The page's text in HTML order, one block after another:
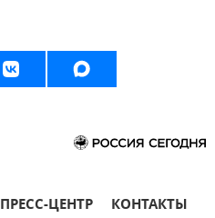
ПРЕСС-ЦЕНТР КОНТАКТЫ